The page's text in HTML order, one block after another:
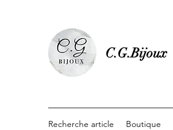
C.G.Bijoux
Recherche article Boutique